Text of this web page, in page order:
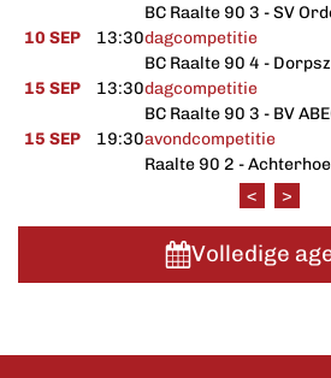
BC Raalte 90 3 - SV
10 SEP
13:30dagcompetitie
BC Raalte 90 4 -
15 SEP
13:30dagcompetitie
BC Raalte 90 3 - BV
15 SEP
19:30avondcompetitie
Raalte 90 2 -
<
>
Volledige